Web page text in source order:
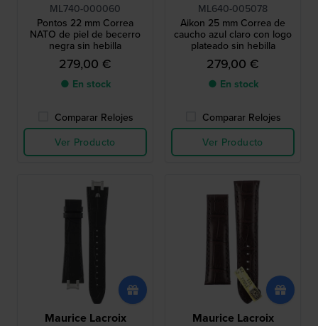
ML740-000060
Pontos 22 mm Correa
NATO de piel de becerro
negra sin hebilla
279,00 €
● En stock
Comparar Relojes
Ver Producto
ML640-005078
Aikon 25 mm Correa de
caucho azul claro con logo
plateado sin hebilla
279,00 €
● En stock
Comparar Relojes
Ver Producto
Maurice Lacroix Maurice Lacroix